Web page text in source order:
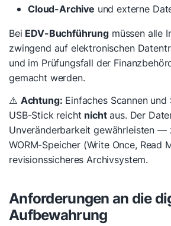
Cloud-Archive und externe
Bei EDV-Buchführungmüssen alle
zwingend auf elektronischen
und im Prüfungsfall der
gemacht werden.
⚠️ Achtung: Einfaches Scannen
USB-Stick reicht nichtaus. Der
Unveränderbarkeit gewährleisten —
WORM-Speicher (Write Once, Read
revisionssicheres Archivsystem.
Anforderungen an die
Aufbewahrung